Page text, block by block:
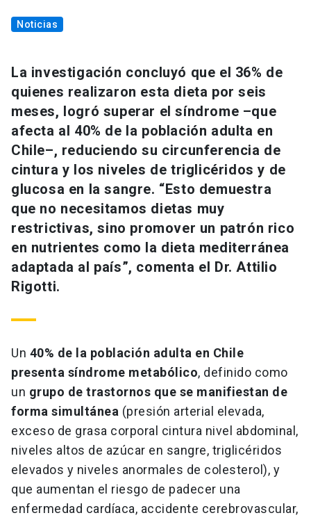
Noticias
La investigación concluyó que el 36% de
quienes realizaron esta dieta por seis
meses, logró superar el síndrome –que
afecta al 40% de la población adulta en
Chile–, reduciendo su circunferencia de
cintura y los niveles de triglicéridos y de
glucosa en la sangre. “Esto demuestra
que no necesitamos dietas muy
restrictivas, sino promover un patrón rico
en nutrientes como la dieta mediterránea
adaptada al país”, comenta el Dr. Attilio
Rigotti.
Un 40% de la población adulta en Chile
presenta síndrome metabólico, definido como
un grupo de trastornos que se manifiestan de
forma simultánea (presión arterial elevada,
exceso de grasa corporal cintura nivel abdominal,
niveles altos de azúcar en sangre, triglicéridos
elevados y niveles anormales de colesterol), y
que aumentan el riesgo de padecer una
enfermedad cardíaca, accidente cerebrovascular,